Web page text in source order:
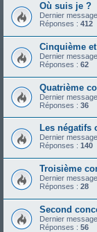
Où suis je ?
Dernier
Réponses : 412
Cinquième
Dernier
Réponses : 62
Quatrième
Dernier
Réponses : 36
Les négatifs
Dernier
Réponses : 140
Troisième
Dernier
Réponses : 28
Second
Dernier
Réponses : 56